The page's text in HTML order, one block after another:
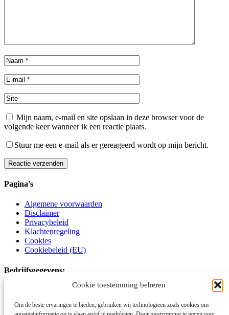
Cookie toestemming beheren
Om de beste ervaringen te bieden, gebruiken wij technologieën zoals cookies om
Mijn naam, e-mail en site opslaan in deze browser voor de
volgende keer wanneer ik een reactie plaats.
Stuur me een e-mail als er gereageerd wordt op mijn bericht.
Reactie verzenden
Alternative:
Pagina’s
Algemene voorwaarden
Disclaimer
Privacybeleid
Klachtenregeling
Cookies
Cookiebeleid (EU)
Bedrijfsgegevens:
Schoot Kracht Autismecoaching
Voornamelijk online en op locatie